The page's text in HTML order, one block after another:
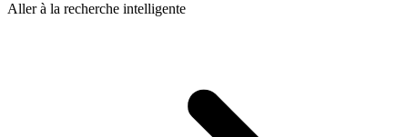
Aller à la recherche intelligente